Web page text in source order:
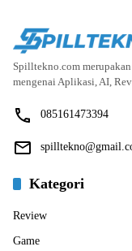
Spilltekno.com
mengenai Aplikasi, AI,
085161473394
Kategori
Review
Game